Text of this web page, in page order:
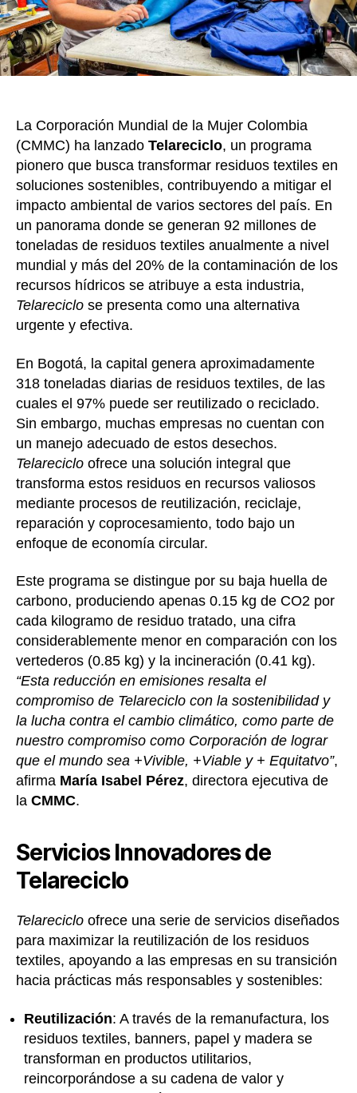
La Corporación Mundial de la Mujer Colombia
(CMMC) ha lanzado Telareciclo, un programa
pionero que busca transformar residuos textiles en
soluciones sostenibles, contribuyendo a mitigar el
impacto ambiental de varios sectores del país. En
un panorama donde se generan 92 millones de
toneladas de residuos textiles anualmente a nivel
mundial y más del 20% de la contaminación de los
recursos hídricos se atribuye a esta industria,
Telareciclo se presenta como una alternativa
urgente y efectiva.
En Bogotá, la capital genera aproximadamente
318 toneladas diarias de residuos textiles, de las
cuales el 97% puede ser reutilizado o reciclado.
Sin embargo, muchas empresas no cuentan con
un manejo adecuado de estos desechos.
Telareciclo ofrece una solución integral que
transforma estos residuos en recursos valiosos
mediante procesos de reutilización, reciclaje,
reparación y coprocesamiento, todo bajo un
enfoque de economía circular.
Este programa se distingue por su baja huella de
carbono, produciendo apenas 0.15 kg de CO2 por
cada kilogramo de residuo tratado, una cifra
considerablemente menor en comparación con los
vertederos (0.85 kg) y la incineración (0.41 kg).
“Esta reducción en emisiones resalta el
compromiso de Telareciclo con la sostenibilidad y
la lucha contra el cambio climático, como parte de
nuestro compromiso como Corporación de lograr
que el mundo sea +Vivible, +Viable y + Equitatvo”,
afirma María Isabel Pérez, directora ejecutiva de
la CMMC.
Servicios Innovadores de
Telareciclo
Telareciclo ofrece una serie de servicios diseñados
para maximizar la reutilización de los residuos
textiles, apoyando a las empresas en su transición
hacia prácticas más responsables y sostenibles:
Reutilización: A través de la remanufactura, los
residuos textiles, banners, papel y madera se
transforman en productos utilitarios,
reincorporándose a su cadena de valor y